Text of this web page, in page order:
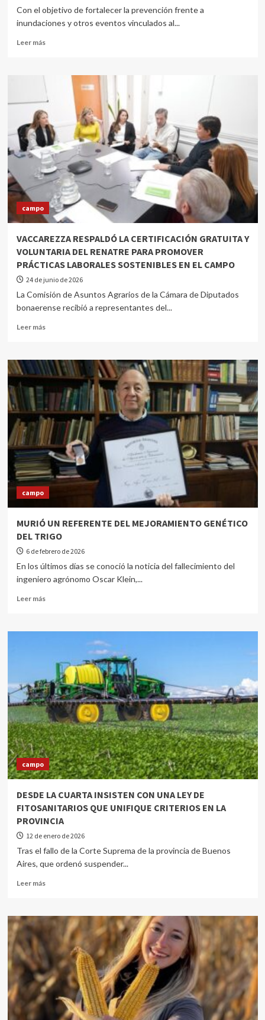
Con el objetivo de fortalecer la prevención frente a
inundaciones y otros eventos vinculados al...
Leer más
campo
VACCAREZZA RESPALDÓ LA CERTIFICACIÓN GRATUITA Y
VOLUNTARIA DEL RENATRE PARA PROMOVER
PRÁCTICAS LABORALES SOSTENIBLES EN EL CAMPO
24 de junio de 2026
La Comisión de Asuntos Agrarios de la Cámara de Diputados
bonaerense recibió a representantes del...
Leer más
campo
MURIÓ UN REFERENTE DEL MEJORAMIENTO GENÉTICO
DEL TRIGO
6 de febrero de 2026
En los últimos días se conoció la noticia del fallecimiento del
ingeniero agrónomo Oscar Klein,...
Leer más
campo
DESDE LA CUARTA INSISTEN CON UNA LEY DE
FITOSANITARIOS QUE UNIFIQUE CRITERIOS EN LA
PROVINCIA
12 de enero de 2026
Tras el fallo de la Corte Suprema de la provincia de Buenos
Aires, que ordenó suspender...
Leer más